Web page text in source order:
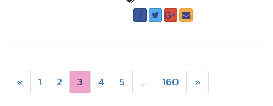
« 1 2 3 4 5 ... 160 »